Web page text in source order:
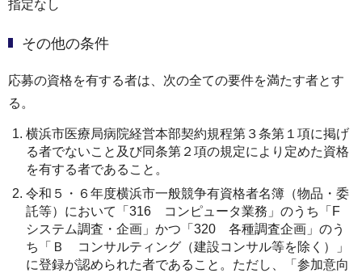
指定なし
その他の条件
応募の資格を有する者は、次の全ての要件を満たす者とす
る。
横浜市医療局病院経営本部契約規程第３条第１項に掲げ
る者でないこと及び同条第２項の規定により定めた資格
を有する者であること。
令和５・６年度横浜市一般競争有資格者名簿（物品・委
託等）において「316 コンピュータ業務」のうち「F
システム調査・企画」かつ「320 各種調査企画」のう
ち「Ｂ コンサルティング（建設コンサル等を除く）」
に登録が認められた者であること。ただし、「参加意向